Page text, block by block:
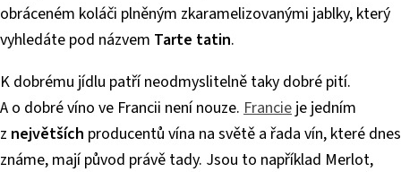
obráceném koláči plněným zkaramelizovanými jablky, který
vyhledáte pod názvem Tarte tatin.
K dobrému jídlu patří neodmyslitelně taky dobré pití.
A o dobré víno ve Francii není nouze. Francie je jedním
z největších producentů vína na světě a řada vín, které dnes
známe, mají původ právě tady. Jsou to například Merlot,